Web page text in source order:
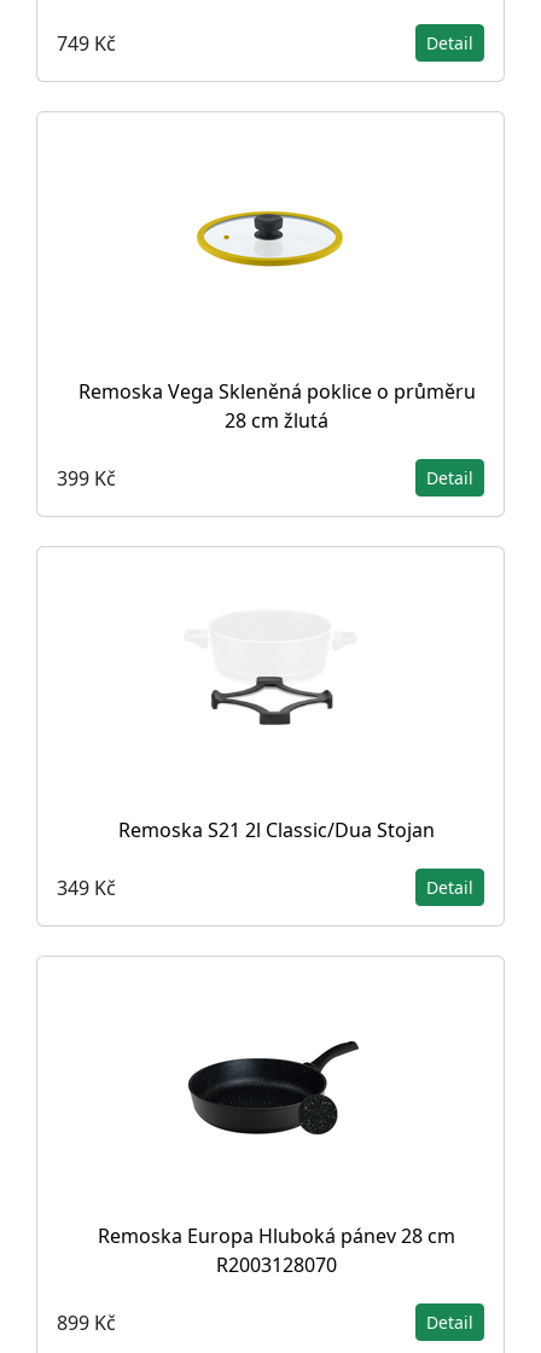
749 Kč Detail
Remoska Vega Skleněná poklice o průměru
28 cm žlutá
399 Kč Detail
Remoska S21 2l Classic/Dua Stojan
349 Kč Detail
Remoska Europa Hluboká pánev 28 cm
R2003128070
899 Kč Detail